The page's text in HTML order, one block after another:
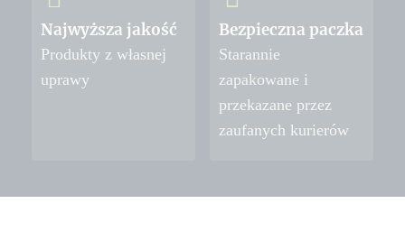
Najwyższa jakość
Produkty z własnej
uprawy
Bezpieczna paczka
Starannie
zapakowane i
przekazane przez
zaufanych kurierów